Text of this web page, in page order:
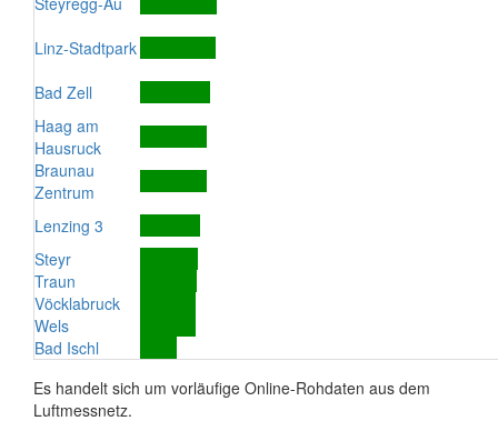
Linz-Stadtpark
Bad Zell
Haag am
Hausruck
Braunau
Zentrum
Lenzing 3
Steyr
Traun
Vöcklabruck
Wels
Bad Ischl
Es handelt sich um vorläufige Online-Rohdaten aus dem
Luftmessnetz.